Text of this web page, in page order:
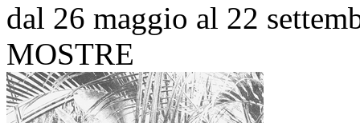
dal 26 maggio al 22
MOSTRE